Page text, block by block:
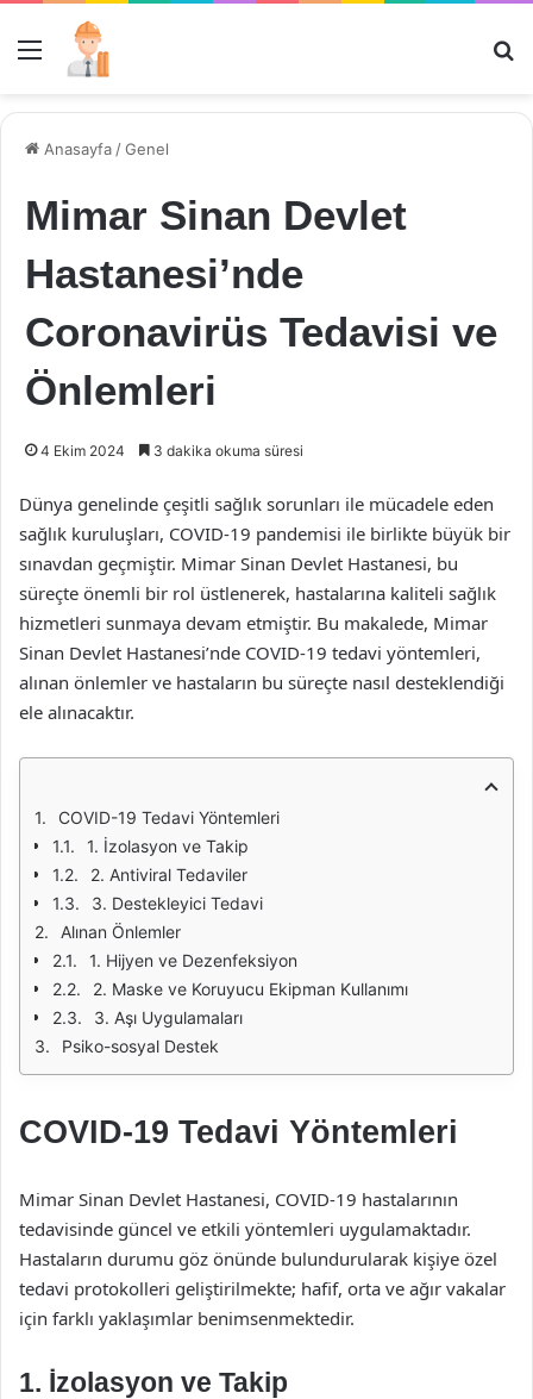
Menü
Anasayfa /Genel
Mimar Sinan Devlet
Hastanesi’nde
Coronavirüs Tedavisi ve
Önlemleri
4 Ekim 2024 3 dakika okuma süresi
Dünya genelinde çeşitli sağlık sorunları ile mücadele eden
sağlık kuruluşları, COVID-19 pandemisi ile birlikte büyük bir
sınavdan geçmiştir. Mimar Sinan Devlet Hastanesi, bu
süreçte önemli bir rol üstlenerek, hastalarına kaliteli sağlık
hizmetleri sunmaya devam etmiştir. Bu makalede, Mimar
Sinan Devlet Hastanesi’nde COVID-19 tedavi yöntemleri,
alınan önlemler ve hastaların bu süreçte nasıl desteklendiği
ele alınacaktır.
COVID-19 Tedavi Yöntemleri
1. İzolasyon ve Takip
2. Antiviral Tedaviler
3. Destekleyici Tedavi
Alınan Önlemler
1. Hijyen ve Dezenfeksiyon
2. Maske ve Koruyucu Ekipman Kullanımı
3. Aşı Uygulamaları
Psiko-sosyal Destek
COVID-19 Tedavi Yöntemleri
Mimar Sinan Devlet Hastanesi, COVID-19 hastalarının
tedavisinde güncel ve etkili yöntemleri uygulamaktadır.
Hastaların durumu göz önünde bulundurularak kişiye özel
tedavi protokolleri geliştirilmekte; hafif, orta ve ağır vakalar
için farklı yaklaşımlar benimsenmektedir.
1. İzolasyon ve Takip